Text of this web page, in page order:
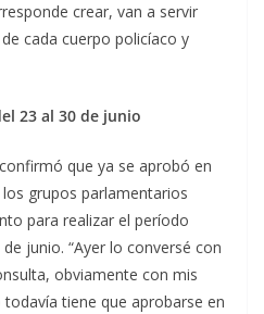
crear, van a servir
cada cuerpo policíaco y
23 al 30 de junio
que ya se aprobó en
grupos parlamentarios
para realizar el período
junio. “Ayer lo conversé con
obviamente con mis
tiene que aprobarse en